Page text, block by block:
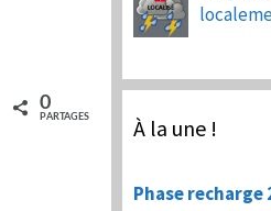
0
PARTAGES À la une !
Phase recharge